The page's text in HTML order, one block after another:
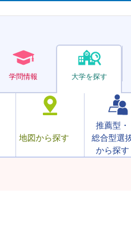
学問情報 大学を探す
地図から探す
推薦型・
総合型選
から探す